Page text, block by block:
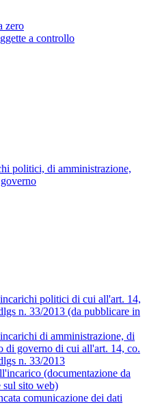
zero
a controllo
politici, di amministrazione,
politici di cui all'art. 14,
n. 33/2013 (da pubblicare in
di amministrazione, di
di governo di cui all'art. 14, co.
n. 33/2013
(documentazione da
sul sito web)
comunicazione dei dati